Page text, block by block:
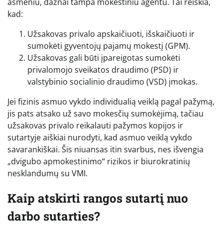
asmeniu, dažnai tampa mokestiniu agentu. Tai reiškia,
kad:
Užsakovas privalo apskaičiuoti, išskaičiuoti ir
sumokėti gyventojų pajamų mokestį (GPM).
Užsakovas gali būti įpareigotas sumokėti
privalomojo sveikatos draudimo (PSD) ir
valstybinio socialinio draudimo (VSD) įmokas.
Jei fizinis asmuo vykdo individualią veiklą pagal pažymą,
jis pats atsako už savo mokesčių sumokėjimą, tačiau
užsakovas privalo reikalauti pažymos kopijos ir
sutartyje aiškiai nurodyti, kad asmuo veiklą vykdo
savarankiškai. Šis niuansas itin svarbus, nes išvengia
„dvigubo apmokestinimo“ rizikos ir biurokratinių
nesklandumų su VMI.
Kaip atskirti rangos sutartį nuo
darbo sutarties?